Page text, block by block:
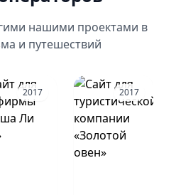
нашими проектами в
и путешествий
2017 2017